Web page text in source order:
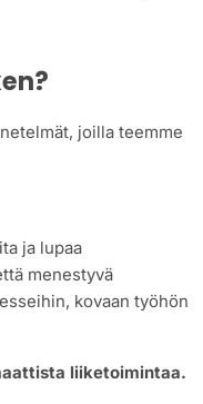
joilla teemme
ja lupaa
menestyvä
kovaan työhön
liiketoimintaa.